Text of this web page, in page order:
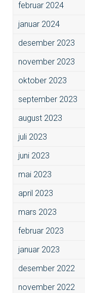
februar 2024
januar 2024
desember 2023
november 2023
oktober 2023
september 2023
august 2023
juli 2023
juni 2023
mai 2023
april 2023
mars 2023
februar 2023
januar 2023
desember 2022
november 2022